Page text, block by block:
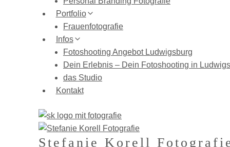
Portfolio
Frauenfotografie
Infos
Fotoshooting Angebot Ludwigsburg
Dein Erlebnis – Dein Fotoshooting in
das Studio
Kontakt
Stefanie Korell